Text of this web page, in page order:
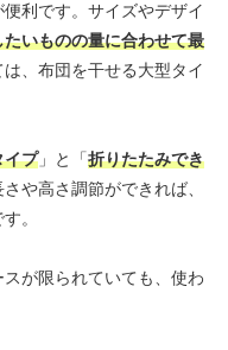
利です。サイズやデザイ
いものの量に合わせて最
、布団を干せる大型タイ
イプ」と「折りたたみでき
や高さ調節ができれば、
。
が限られていても、使わ